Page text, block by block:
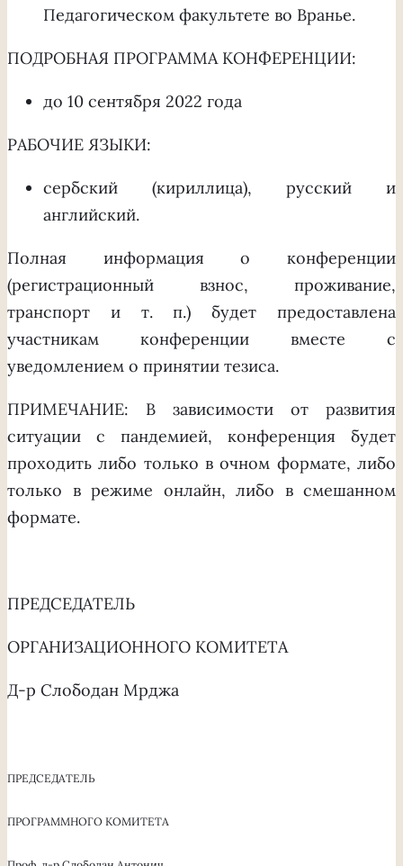
Педагогическом факультете во Вранье.
ПОДРОБНАЯ ПРОГРАММА КОНФЕРЕНЦИИ:
до 10 сентября 2022 года
РАБОЧИЕ ЯЗЫКИ:
сербский (кириллица), русский и
английский.
Полная информация о конференции
(регистрационный взнос, проживание,
транспорт и т. п.) будет предоставлена
участникам конференции вместе с
уведомлением о принятии тезиса.
ПРИМЕЧАНИЕ: В зависимости от развития
ситуации с пандемией, конференция будет
проходить либо только в очном формате, либо
только в режиме онлайн, либо в смешанном
формате.
ПРЕДСЕДАТЕЛЬ
ОРГАНИЗАЦИОННОГО КОМИТЕТА
Д-р Слободан Мрджа
ПРЕДСЕДАТЕЛЬ
ПРОГРАММНОГО КОМИТЕТА